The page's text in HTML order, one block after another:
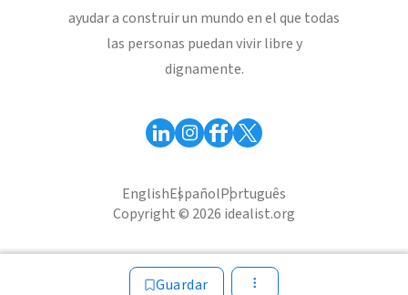
Guardar
ayudar a construir un mundo en el que todas
las personas puedan vivir libre y
dignamente.
EnglishEspañolPortuguês
Copyright © 2026 idealist.org